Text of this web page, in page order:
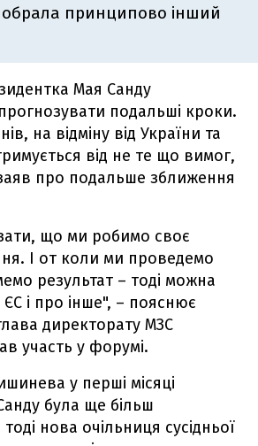
принципово інший
Мая Санду
подальші кроки.
на відміну від України та
від не те що вимог,
про подальше зближення
що ми робимо своє
І от коли ми проведемо
результат – тоді можна
і про інше", – пояснює
директорату МЗС
участь у форумі.
у перші місяці
була ще більш
нова очільниця сусідньої